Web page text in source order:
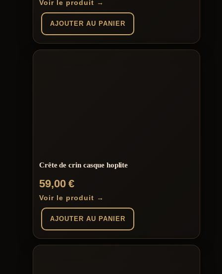
Voir le produit →
AJOUTER AU PANIER
Crête de crin casque hoplite
59,00€
Voir le produit →
AJOUTER AU PANIER